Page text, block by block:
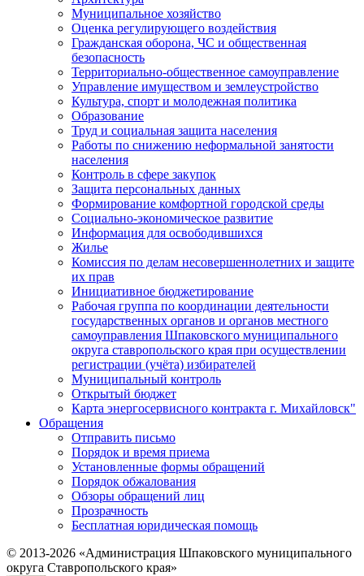
Муниципальное хозяйство
Оценка регулирующего воздействия
Гражданская оборона, ЧС и общественная
безопасность
Территориально-общественное самоуправление
Управление имуществом и землеустройство
Культура, спорт и молодежная политика
Образование
Труд и социальная защита населения
Работы по снижению неформальной занятости
населения
Контроль в сфере закупок
Защита персональных данных
Формирование комфортной городской среды
Социально-экономическое развитие
Информация для освободившихся
Жилье
Комиссия по делам несовершеннолетних и защите
их прав
Инициативное бюджетирование
Рабочая группа по координации деятельности
государственных органов и органов местного
самоуправления Шпаковского муниципального
округа ставропольского края при осуществлении
регистрации (учёта) избирателей
Муниципальный контроль
Открытый бюджет
Карта энергосервисного контракта г. Михайловск"
Обращения
Отправить письмо
Порядок и время приема
Установленные формы обращений
Порядок обжалования
Обзоры обращений лиц
Прозрачность
Бесплатная юридическая помощь
© 2013-2026 «Администрация Шпаковского муниципального
округа Ставропольского края»